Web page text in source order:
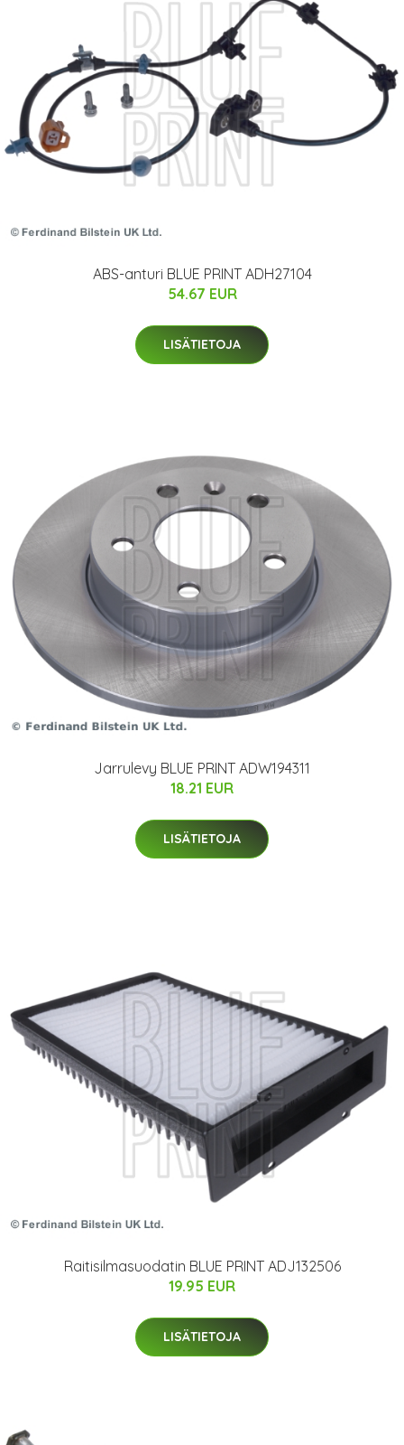
ABS-anturi BLUE PRINT ADH27104
54.67 EUR
LISÄTIETOJA
Jarrulevy BLUE PRINT ADW194311
18.21 EUR
LISÄTIETOJA
Raitisilmasuodatin BLUE PRINT ADJ132506
19.95 EUR
LISÄTIETOJA